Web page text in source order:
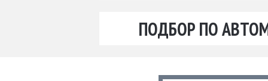
ПОДБОР ПО